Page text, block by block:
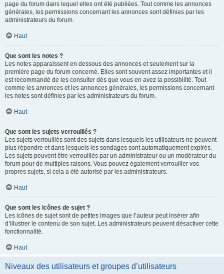
page du forum dans lequel elles ont été publiées. Tout comme les annonces
générales, les permissions concernant les annonces sont définies par les
administrateurs du forum.
Haut
Que sont les notes ?
Les notes apparaissent en dessous des annonces et seulement sur la
première page du forum concerné. Elles sont souvent assez importantes et il
est recommandé de les consulter dès que vous en avez la possibilité. Tout
comme les annonces et les annonces générales, les permissions concernant
les notes sont définies par les administrateurs du forum.
Haut
Que sont les sujets verrouillés ?
Les sujets verrouillés sont des sujets dans lesquels les utilisateurs ne peuvent
plus répondre et dans lesquels les sondages sont automatiquement expirés.
Les sujets peuvent être verrouillés par un administrateur ou un modérateur du
forum pour de multiples raisons. Vous pouvez également verrouiller vos
propres sujets, si cela a été autorisé par les administrateurs.
Haut
Que sont les icônes de sujet ?
Les icônes de sujet sont de petites images que l’auteur peut insérer afin
d’illustrer le contenu de son sujet. Les administrateurs peuvent désactiver cette
fonctionnalité.
Haut
Niveaux des utilisateurs et groupes d’utilisateurs